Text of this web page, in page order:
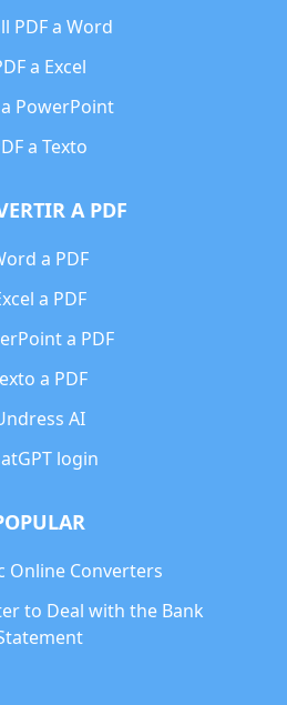
PDF a Word
a Excel
a PowerPoint
a Texto
A PDF
a PDF
a PDF
a PDF
a PDF
AI
login
Online Converters
to Deal with the Bank